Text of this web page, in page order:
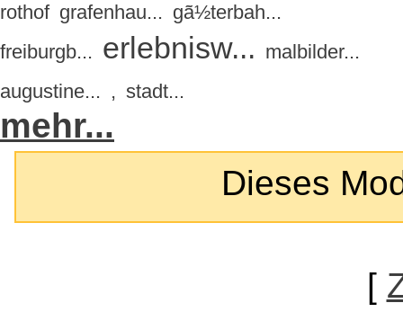
rothof grafenhau... gã½terbah...
freiburgb... erlebnisw... malbilder...
augustine... , stadt...
mehr...
Dieses
[